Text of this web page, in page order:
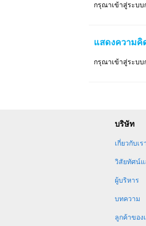
กรุณาเข้าสู่ระบบ
แสดงความคิ
กรุณาเข้าสู่ระบ
บริษัท
เกี่ยวกับเร
วิสัยทัศน์
ผู้บริหาร
บทความ
ลูกค้าของ